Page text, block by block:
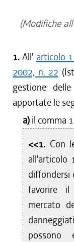
(Modifiche
1.All' articolo
2002, n. 22
gestione
apportate le
a) il comma
<<1. Con
all'articolo
diffondersi
favorire il
mercato
possono